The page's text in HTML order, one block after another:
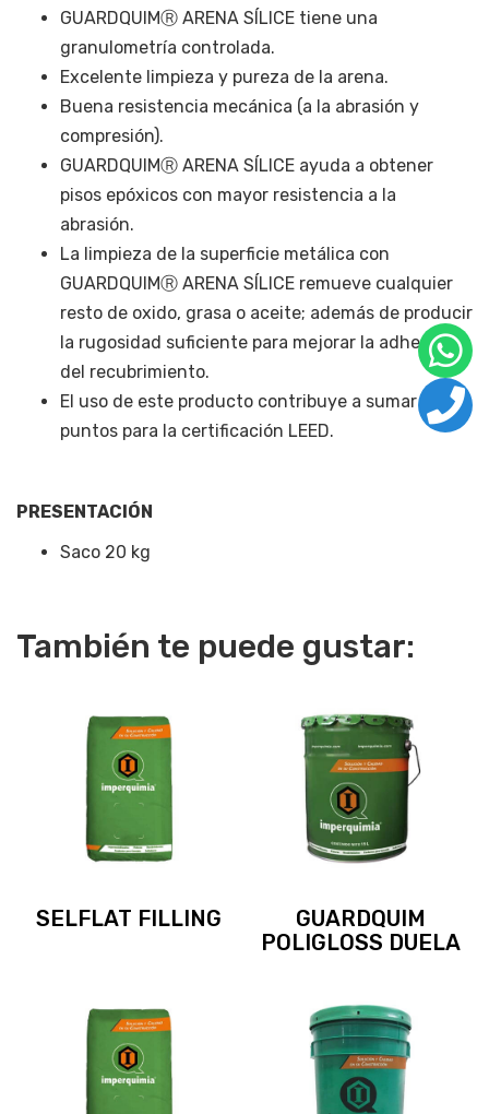
GUARDQUIMⓇ ARENA SÍLICE tiene una
granulometría controlada.
Excelente limpieza y pureza de la arena.
Buena resistencia mecánica (a la abrasión y
compresión).
GUARDQUIMⓇ ARENA SÍLICE ayuda a obtener
pisos epóxicos con mayor resistencia a la
abrasión.
La limpieza de la superficie metálica con
GUARDQUIMⓇ ARENA SÍLICE remueve cualquier
resto de oxido, grasa o aceite; además de producir
la rugosidad suficiente para mejorar la adherencia
del recubrimiento.
El uso de este producto contribuye a sumar
puntos para la certificación LEED.
PRESENTACIÓN
Saco 20 kg
También te puede gustar:
SELFLAT FILLING
GUARDQUIM
POLIGLOSS DUELA